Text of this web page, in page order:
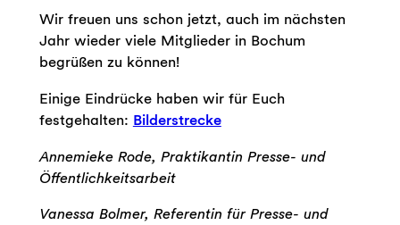
Wir freuen uns schon jetzt, auch im nächsten
Jahr wieder viele Mitglieder in Bochum
begrüßen zu können!
Einige Eindrücke haben wir für Euch
festgehalten: Bilderstrecke
Annemieke Rode, Praktikantin Presse- und
Öffentlichkeitsarbeit
Vanessa Bolmer, Referentin für Presse- und